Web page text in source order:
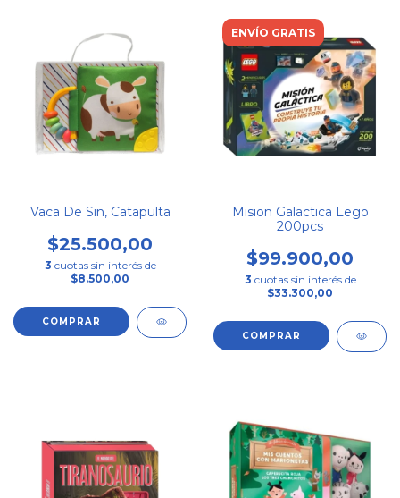
Vaca De Sin, Catapulta
$25.500,00
3 cuotas sin interés de
$8.500,00
ENVÍO GRATIS
Mision Galactica Lego
200pcs
$99.900,00
3 cuotas sin interés de
$33.300,00